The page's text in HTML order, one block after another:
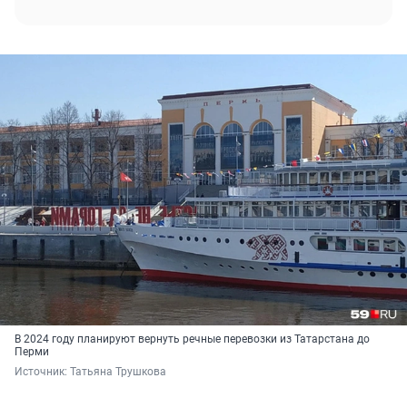
В 2024 году планируют вернуть речные перевозки из Татарстана до
Перми
Источник: Татьяна Трушкова